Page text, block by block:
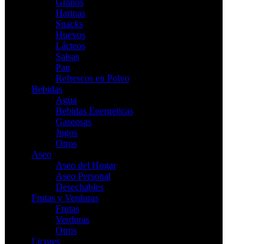
Granos
Harinas
Snacks
Huevos
Lácteos
Salsas
Pan
Refrescos en Polvo
Bebidas
Agua
Bebidas Energeticas
Gaseosas
Jugos
Otros
Aseo
Aseo del Hogar
Aseo Personal
Desechables
Frutas y Verduras
Frutas
Verduras
Otros
Licores